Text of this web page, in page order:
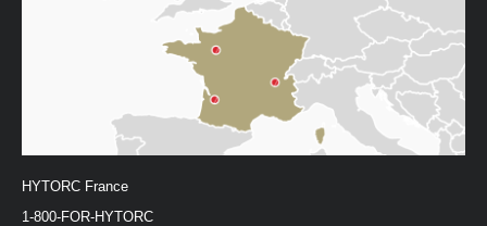
HYTORC France
1-800-FOR-HYTORC